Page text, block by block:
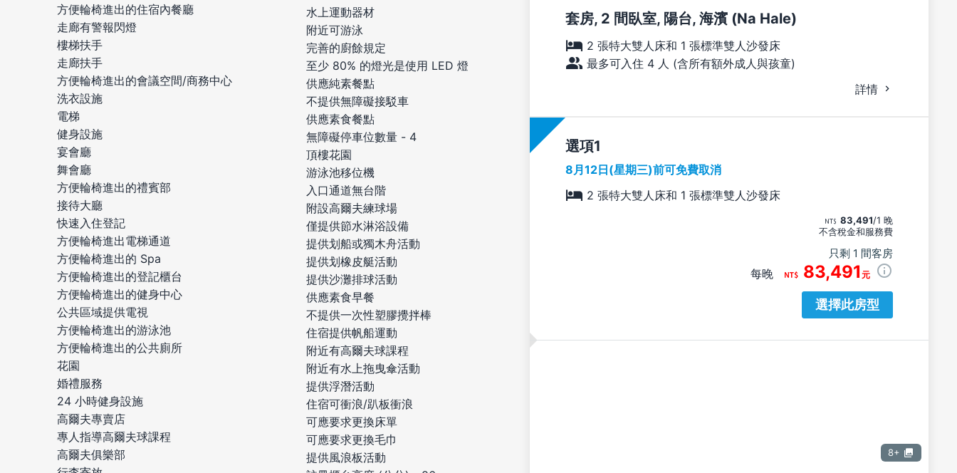
套房, 2 間臥室, 陽台, 海濱 (Na Hale)
2 張特大雙人床和 1 張標準雙人沙發床
最多可入住 4 人 (含所有額外成人與孩童)
詳情
選項
8月12日(星期三)前可免費取消
2 張特大雙人床和 1 張標準雙人沙發床
83,491/1 晚
不含稅金和服務費
只剩 1 間客房
每晚 83,491 元
選擇此房型
8+
方便輪椅進出的住宿內餐廳
走廊有警報閃燈
樓梯扶手
走廊扶手
方便輪椅進出的會議空間/商務中心
洗衣設施
電梯
健身設施
宴會廳
舞會廳
方便輪椅進出的禮賓部
接待大廳
快速入住登記
方便輪椅進出電梯通道
方便輪椅進出的 Spa
方便輪椅進出的登記櫃台
方便輪椅進出的健身中心
公共區域提供電視
方便輪椅進出的游泳池
方便輪椅進出的公共廁所
花園
婚禮服務
24 小時健身設施
高爾夫專賣店
專人指導高爾夫球課程
高爾夫俱樂部
水上運動器材
附近可游泳
完善的廚餘規定
至少 80% 的燈光是使用 LED 燈
供應純素餐點
不提供無障礙接駁車
供應素食餐點
無障礙停車位數量 - 4
頂樓花園
游泳池移位機
入口通道無台階
附設高爾夫練球場
僅提供節水淋浴設備
提供划船或獨木舟活動
提供划橡皮艇活動
提供沙灘排球活動
供應素食早餐
不提供一次性塑膠攪拌棒
住宿提供帆船運動
附近有高爾夫球課程
附近有水上拖曳傘活動
提供浮潛活動
住宿可衝浪/趴板衝浪
可應要求更換床單
可應要求更換毛巾
提供風浪板活動